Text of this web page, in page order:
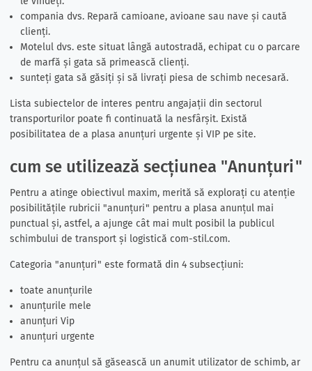
compania dvs. Repară camioane, avioane sau nave și caută
clienți.
Motelul dvs. este situat lângă autostradă, echipat cu o parcare
de marfă și gata să primească clienți.
sunteți gata să găsiți și să livrați piesa de schimb necesară.
Lista subiectelor de interes pentru angajații din sectorul
transporturilor poate fi continuată la nesfârșit. Există
posibilitatea de a plasa anunțuri urgente și VIP pe site.
cum se utilizează secțiunea "Anunțuri"
Pentru a atinge obiectivul maxim, merită să explorați cu atenție
posibilitățile rubricii "anunțuri" pentru a plasa anunțul mai
punctual și, astfel, a ajunge cât mai mult posibil la publicul
schimbului de transport și logistică com-stil.com.
Categoria "anunțuri" este formată din 4 subsecțiuni:
toate anunțurile
anunțurile mele
anunțuri Vip
anunțuri urgente
Pentru ca anunțul să găsească un anumit utilizator de schimb, ar